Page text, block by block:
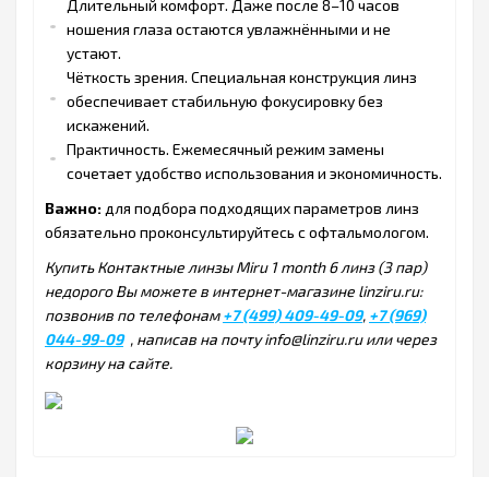
Длительный комфорт. Даже после 8–10 часов
ношения глаза остаются увлажнёнными и не
устают.
Чёткость зрения. Специальная конструкция линз
обеспечивает стабильную фокусировку без
искажений.
Практичность. Ежемесячный режим замены
сочетает удобство использования и экономичность.
Важно: для подбора подходящих параметров линз
обязательно проконсультируйтесь с офтальмологом.
Купить Контактные линзы Miru 1 month 6 линз (3 пар)
недорого Вы можете в интернет-магазине linziru.ru:
позвонив по телефонам+7 (499) 409-49-09, +7 (969)
044-99-09 , написав на почту info@linziru.ru или через
корзину на сайте.